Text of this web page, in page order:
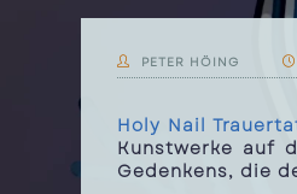
PETER HÖING
Holy Nail
Kunstwerke auf
Gedenkens, die